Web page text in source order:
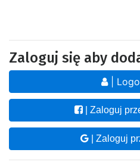
Zaloguj się aby
|
| Zaloguj
| Zaloguj